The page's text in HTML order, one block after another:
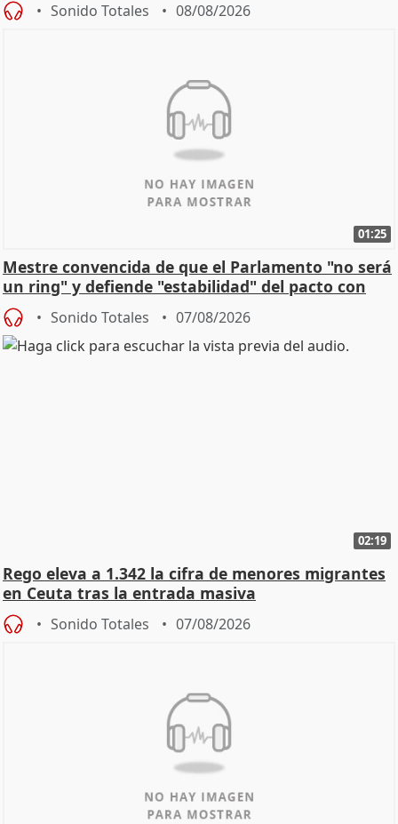
Sonido Totales 08/08/2026
01:25
Mestre convencida de que el Parlamento "no será
un ring" y defiende "estabilidad" del pacto con
Vox
Sonido Totales 07/08/2026
02:19
Rego eleva a 1.342 la cifra de menores migrantes
en Ceuta tras la entrada masiva
Sonido Totales 07/08/2026